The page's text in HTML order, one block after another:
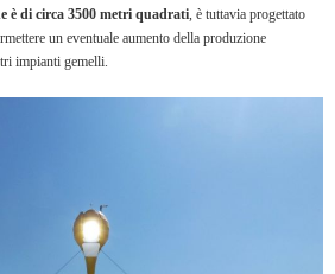
è di circa 3500 metri quadrati, è tuttavia progettato
un eventuale aumento della produzione
impianti gemelli.